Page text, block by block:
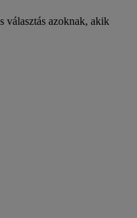
választás azoknak, akik